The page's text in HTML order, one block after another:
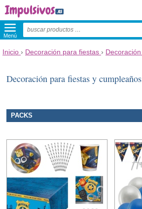
Menú
Inicio › Decoración para fiestas ›
Decoración para fiestas y
PACKS